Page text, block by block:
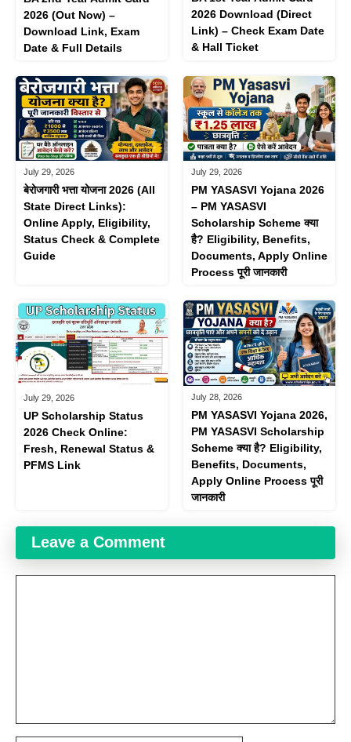
2026 (Out Now) –
Download Link, Exam
Date & Full Details
2026 Download (Direct
Link) – Check Exam Date
& Hall Ticket
July 29, 2026
बेरोजगारी भत्ता योजना 2026 (All
State Direct Links):
Online Apply, Eligibility,
Status Check & Complete
Guide
July 29, 2026
PM YASASVI Yojana 2026
– PM YASASVI
Scholarship Scheme क्या
है? Eligibility, Benefits,
Documents, Apply Online
Process पूरी जानकारी
July 29, 2026
UP Scholarship Status
2026 Check Online:
Fresh, Renewal Status &
PFMS Link
July 28, 2026
PM YASASVI Yojana 2026,
PM YASASVI Scholarship
Scheme क्या है? Eligibility,
Benefits, Documents,
Apply Online Process पूरी
जानकारी
Leave a Comment